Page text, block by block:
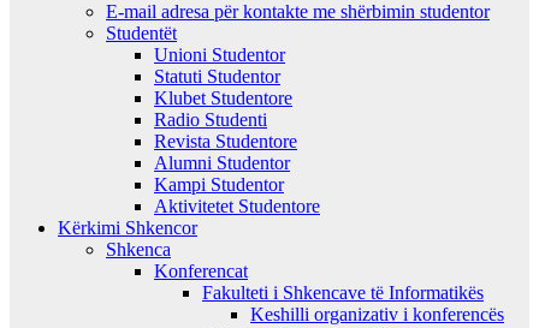
E-mail adresa për kontakte me shërbimin studentor
Studentët
Unioni Studentor
Statuti Studentor
Klubet Studentore
Radio Studenti
Revista Studentore
Alumni Studentor
Kampi Studentor
Aktivitetet Studentore
Kërkimi Shkencor
Shkenca
Konferencat
Fakulteti i Shkencave të Informatikës
Keshilli organizativ i konferencës